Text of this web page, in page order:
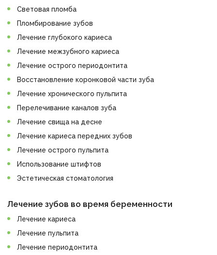
Световая пломба
Пломбирование зубов
Лечение глубокого кариеса
Лечение межзубного кариеса
Лечение острого периодонтита
Восстановление коронковой части зуба
Лечение хронического пульпита
Перелечивание каналов зуба
Лечение свища на десне
Лечение кариеса передних зубов
Лечение острого пульпита
Использование штифтов
Эстетическая стоматология
Лечение зубов во время беременности
Лечение кариеса
Лечение пульпита
Лечение периодонтита